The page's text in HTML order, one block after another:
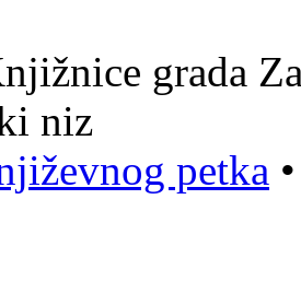
grada
niz
petka